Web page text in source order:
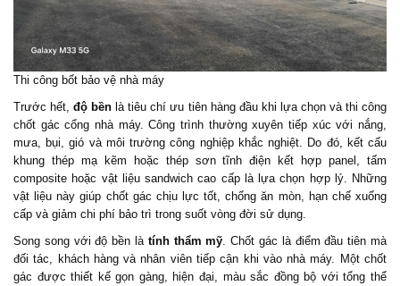
Thi công bốt bảo vệ nhà máy
Trước hết,độ bền là tiêu chí ưu tiên hàng đầu khi lựa chọn và thi công
chốt gác cổng nhà máy. Công trình thường xuyên tiếp xúc với nắng,
mưa, bụi, gió và môi trường công nghiệp khắc nghiệt. Do đó, kết cấu
khung thép mạ kẽm hoặc thép sơn tĩnh điện kết hợp panel, tấm
composite hoặc vật liệu sandwich cao cấp là lựa chọn hợp lý. Những
vật liệu này giúp chốt gác chịu lực tốt, chống ăn mòn, hạn chế xuống
cấp và giảm chi phí bảo trì trong suốt vòng đời sử dụng.
Song song với độ bền là tính thẩm mỹ .Chốt gác là điểm đầu tiên mà
đối tác, khách hàng và nhân viên tiếp cận khi vào nhà máy. Một chốt
gác được thiết kế gọn gàng, hiện đại, màu sắc đồng bộ với tổng thể